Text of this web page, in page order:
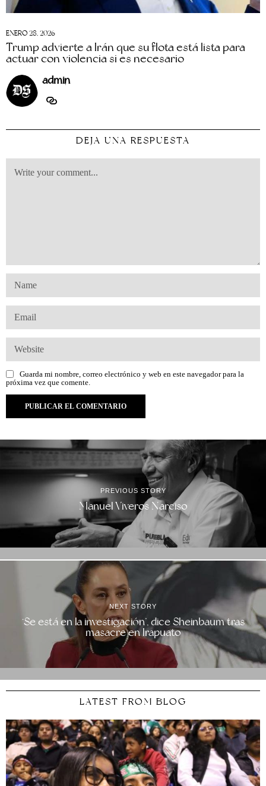
ENERO 28, 2026
Trump advierte a Irán que su flota está lista para
actuar con violencia si es necesario
admin
DEJA UNA RESPUESTA
Guarda mi nombre, correo electrónico y web en este navegador para la
próxima vez que comente.
PREVIOUS STORY
Manuel Viveros Narciso
NEXT STORY
‘Se está en la investigación’, dice Sheinbaum tras
masacre en Irapuato
LATEST FROM BLOG